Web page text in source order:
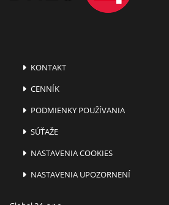
KONTAKT
CENNÍK
PODMIENKY POUŽÍVANIA
SÚŤAŽE
NASTAVENIA COOKIES
NASTAVENIA UPOZORNENÍ